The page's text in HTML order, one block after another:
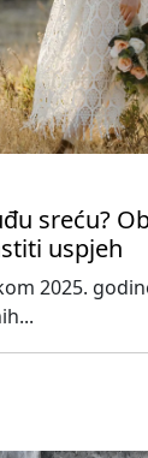
sreću?
uspjeh
2025.